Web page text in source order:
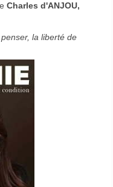
Charles d'ANJOU,
la liberté de